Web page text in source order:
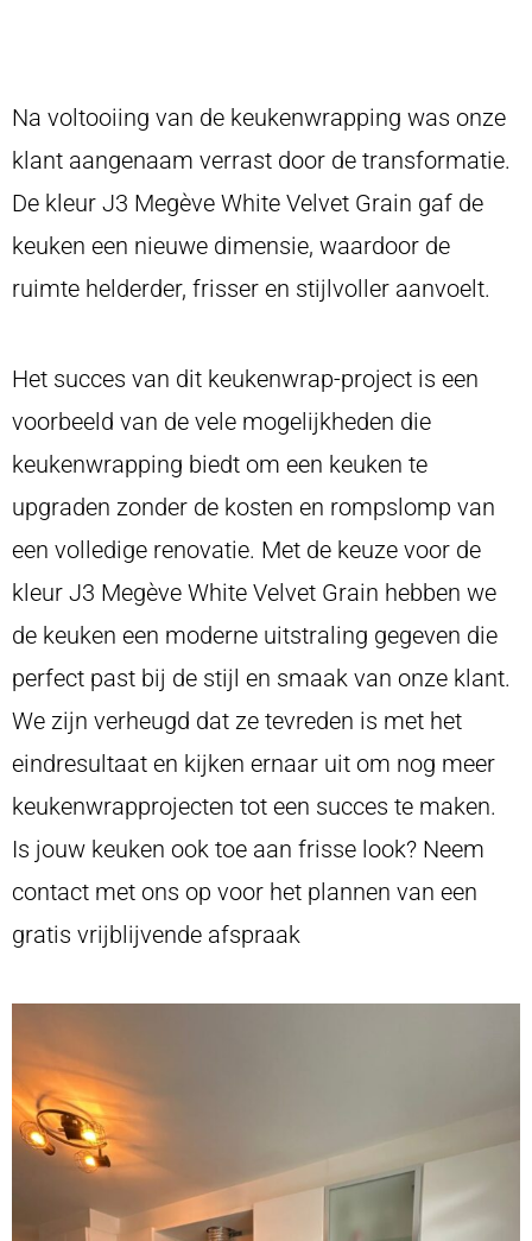
Na voltooiing van de keukenwrapping was onze
klant aangenaam verrast door de transformatie.
De kleur J3 Megève White Velvet Grain gaf de
keuken een nieuwe dimensie, waardoor de
ruimte helderder, frisser en stijlvoller aanvoelt.
Het succes van dit keukenwrap-project is een
voorbeeld van de vele mogelijkheden die
keukenwrapping biedt om een keuken te
upgraden zonder de kosten en rompslomp van
een volledige renovatie. Met de keuze voor de
kleur J3 Megève White Velvet Grain hebben we
de keuken een moderne uitstraling gegeven die
perfect past bij de stijl en smaak van onze klant.
We zijn verheugd dat ze tevreden is met het
eindresultaat en kijken ernaar uit om nog meer
keukenwrapprojecten tot een succes te maken.
Is jouw keuken ook toe aan frisse look? Neem
contact met ons op voor het plannen van een
gratis vrijblijvende afspraak